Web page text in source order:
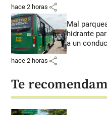
hace 2 horas share
Mal
hidrante
a un
hace 2 horas share
Te